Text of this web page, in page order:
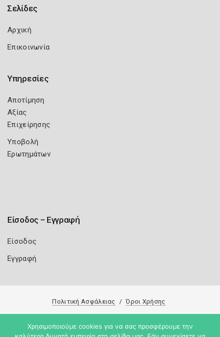
Σελίδες
Αρχική
Επικοινωνία
Υπηρεσίες
Αποτίμηση
Αξίας
Επιχείρησης
Υποβολή
Ερωτημάτων
Είσοδος – Εγγραφή
Είσοδος
Εγγραφή
Πολιτική Ασφάλειας Όροι Χρήσης
Copyright 2026 Knowledge A.E.
Χρησιμοποιούμε cookies για να σας προσφέρουμε την